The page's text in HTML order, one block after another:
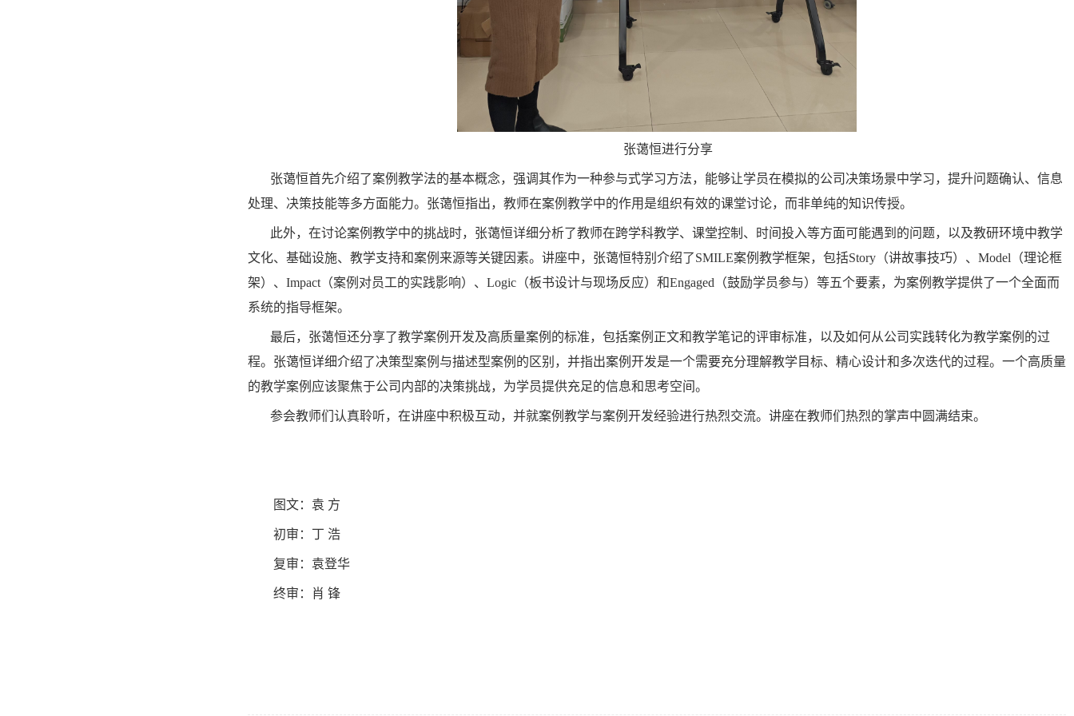
张蔼恒进行分享
张蔼恒首先介绍了案例教学法的基本概念，强调其作为一种参与式学习方法，能够让学员在模拟的公司决策场景中学习，提升问题确认、信息
处理、决策技能等多方面能力。张蔼恒指出，教师在案例教学中的作用是组织有效的课堂讨论，而非单纯的知识传授。
此外，在讨论案例教学中的挑战时，张蔼恒详细分析了教师在跨学科教学、课堂控制、时间投入等方面可能遇到的问题，以及教研环境中教学
文化、基础设施、教学支持和案例来源等关键因素。讲座中，张蔼恒特别介绍了SMILE案例教学框架，包括Story（讲故事技巧）、Model（理论框
架）、Impact（案例对员工的实践影响）、Logic（板书设计与现场反应）和Engaged（鼓励学员参与）等五个要素，为案例教学提供了一个全面而
系统的指导框架。
最后，张蔼恒还分享了教学案例开发及高质量案例的标准，包括案例正文和教学笔记的评审标准，以及如何从公司实践转化为教学案例的过
程。张蔼恒详细介绍了决策型案例与描述型案例的区别，并指出案例开发是一个需要充分理解教学目标、精心设计和多次迭代的过程。一个高质量
的教学案例应该聚焦于公司内部的决策挑战，为学员提供充足的信息和思考空间。
参会教师们认真聆听，在讲座中积极互动，并就案例教学与案例开发经验进行热烈交流。讲座在教师们热烈的掌声中圆满结束。
图文：袁 方
初审：丁 浩
复审：袁登华
终审：肖 锋